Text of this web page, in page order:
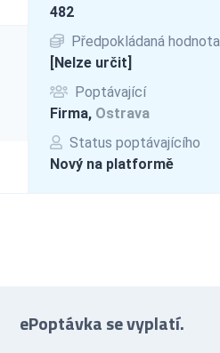
482
Předpokládaná hodnota
[Nelze určit]
Poptávající
Firma, Ostrava
Status poptávajícího
Nový na platformě
ePoptávka se vyplatí.